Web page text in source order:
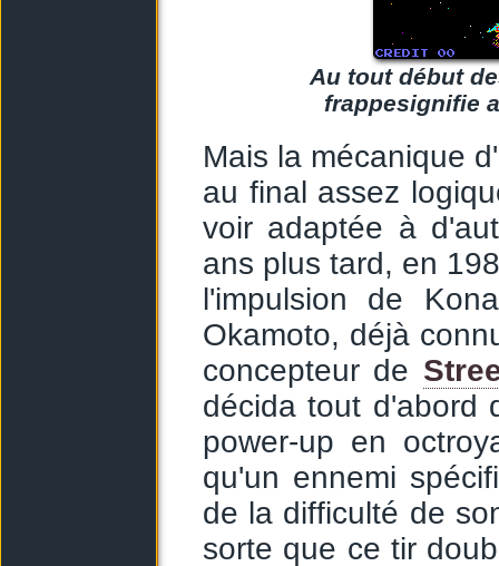
Au tout début
frappesignifie
Mais la mécanique
au final assez
voir adaptée à
ans plus tard, en
l'impulsion de
Okamoto, déjà
concepteur de
décida tout d'abord
power-up en
qu'un ennemi
de la difficulté de
sorte que ce tir